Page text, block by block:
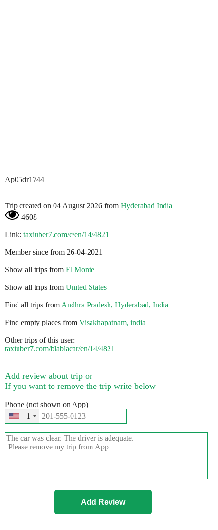
Ap05dr1744
Trip created on 04 August 2026 from Hyderabad India
4608
Link: taxiuber7.com/c/en/14/4821
Member since from 26-04-2021
Show all trips from El Monte
Show all trips from United States
Find all trips from Andhra Pradesh, Hyderabad, India
Find empty places from Visakhapatnam, india
Other trips of this user:
taxiuber7.com/blablacar/en/14/4821
Add review about trip or
If you want to remove the trip write below
Phone (not shown on App)
+1